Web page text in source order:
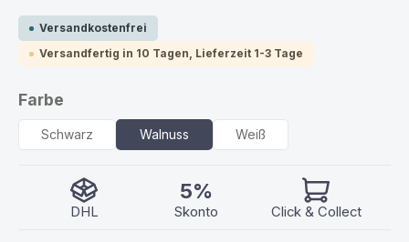
Versandkostenfrei
Versandfertig in 10 Tagen, Lieferzeit 1-3 Tage
Farbe
Schwarz Walnuss Weiß
DHL
5%
Skonto Click & Collect